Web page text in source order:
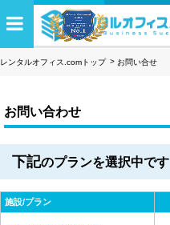
レンタルオフィス.comトップ お問い合せ
お問い合わせ
下記のプランを選択中です
施設/プラン